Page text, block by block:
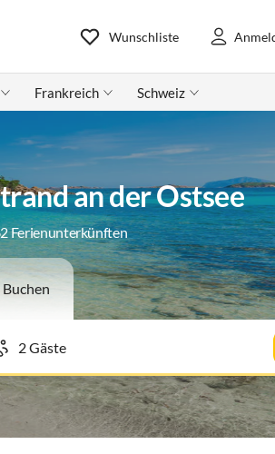
Wunschliste
Frankreich Schweiz
an der Ostsee
Ferienunterkünften